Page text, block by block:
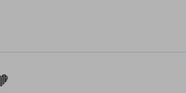
naar eigen